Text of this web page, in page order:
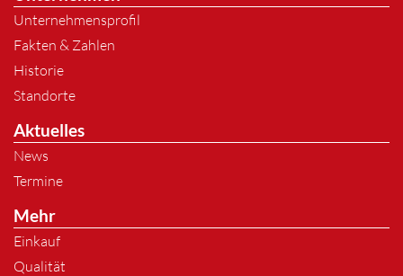
Unternehmensprofil
Fakten & Zahlen
Historie
Standorte
Aktuelles
News
Termine
Mehr
Einkauf
Qualität